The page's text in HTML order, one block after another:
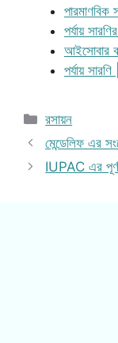
পারমাণবিক
পর্যায়
আইসোবার
পর্যায়
Categories
রসায়ন
মেন্ডেলিফ এর
IUPAC এর